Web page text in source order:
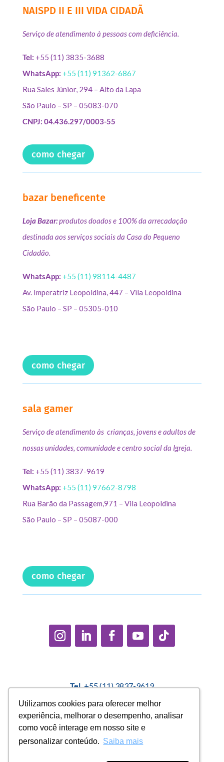
Utilizamos cookies para oferecer melhor
experiência, melhorar o desempenho, analisar
como você interage em nosso site e
personalizar conteúdo. Saiba mais
Utilizamos cookies para oferecer melhor
experiência, melhorar o desempenho, analisar
como você interage em nosso site e
personalizar conteúdo. Saiba mais
NAISPD II E III VIDA CIDADÃ
Serviço de atendimento à pessoas com deficiência.
Tel: +55 (11) 3835-3688
WhatsApp: +55 (11) 91362-6867
Rua Sales Júnior, 294 – Alto da Lapa
São Paulo – SP – 05083-070
CNPJ: 04.436.297/0003-55
como chegar
bazar beneficente
Loja Bazar:produtos doados e 100% da arrecadação
destinada aos serviços sociais da Casa do Pequeno
Cidadão.
WhatsApp: +55 (11) 98114-4487
Av. Imperatriz Leopoldina, 447 – Vila Leopoldina
São Paulo – SP – 05305-010
como chegar
sala gamer
Serviço de atendimento às crianças, jovens e adultos de
nossas unidades, comunidade e centro social da Igreja.
Tel: +55 (11) 3837-9619
WhatsApp: +55 (11) 97662-8798
Rua Barão da Passagem,971 – Vila Leopoldina
São Paulo – SP – 05087-000
como chegar
Tel.+55 (11) 3837-9619
Política Interna de Proteção de Dados |Encarregado de
Dados: Marcelo Correa |
denuncias@casadopequenocidadao.org.br